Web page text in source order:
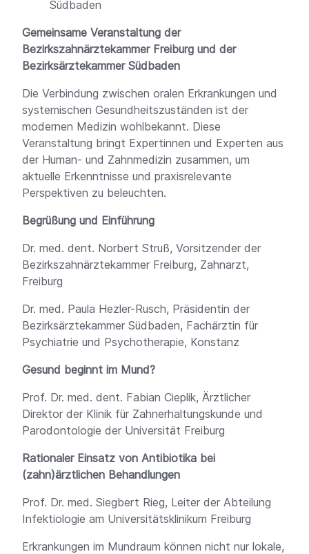
Südbaden
Gemeinsame Veranstaltung der
Bezirkszahnärztekammer Freiburg und der
Bezirksärztekammer Südbaden
Die Verbindung zwischen oralen Erkrankungen und
systemischen Gesundheitszuständen ist der
modernen Medizin wohlbekannt. Diese
Veranstaltung bringt Expertinnen und Experten aus
der Human- und Zahnmedizin zusammen, um
aktuelle Erkenntnisse und praxisrelevante
Perspektiven zu beleuchten.
Begrüßung und Einführung
Dr. med. dent. Norbert Struß, Vorsitzender der
Bezirkszahnärztekammer Freiburg, Zahnarzt,
Freiburg
Dr. med. Paula Hezler-Rusch, Präsidentin der
Bezirksärztekammer Südbaden, Fachärztin für
Psychiatrie und Psychotherapie, Konstanz
Gesund beginnt im Mund?
Prof. Dr. med. dent. Fabian Cieplik, Ärztlicher
Direktor der Klinik für Zahnerhaltungskunde und
Parodontologie der Universität Freiburg
Rationaler Einsatz von Antibiotika bei
(zahn)ärztlichen Behandlungen
Prof. Dr. med. Siegbert Rieg, Leiter der Abteilung
Infektiologie am Universitätsklinikum Freiburg
Erkrankungen im Mundraum können nicht nur lokale,